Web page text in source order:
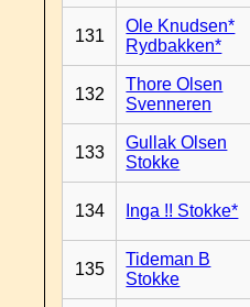
131
Ole Knudsen*
Rydbakken*
132
Thore Olsen
Svenneren
133
Gullak Olsen
Stokke
134 Inga !! Stokke*
135
Tideman B
Stokke